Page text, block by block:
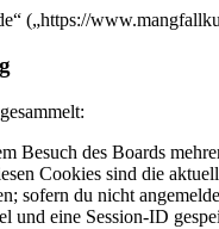
(„https://
Besuch des Boards
Cookies sind die
sofern du nicht
und eine Session-ID